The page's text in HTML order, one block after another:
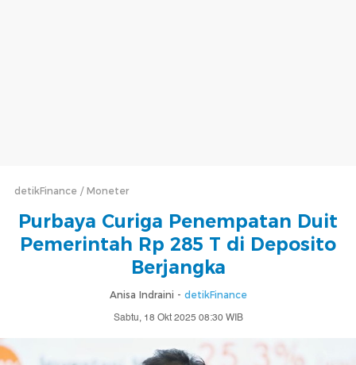
detikFinance Moneter
Purbaya Curiga Penempatan Duit
Pemerintah Rp 285 T di Deposito
Berjangka
Anisa Indraini - detikFinance
Sabtu, 18 Okt 2025 08:30 WIB